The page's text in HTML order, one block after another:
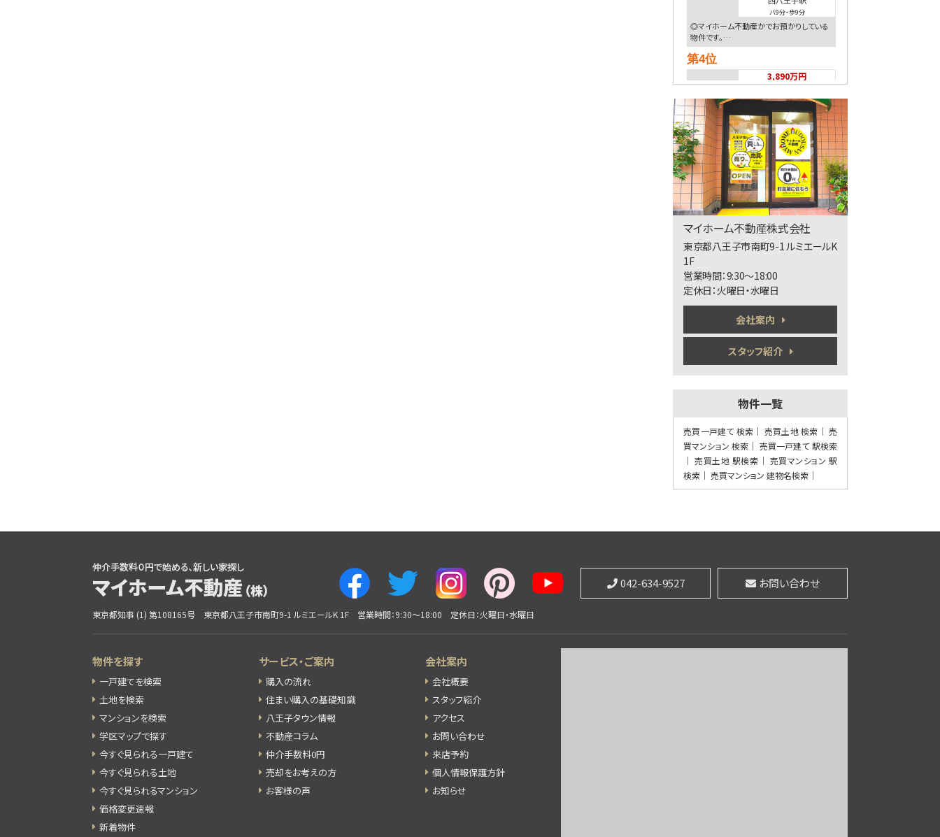
バ9分・歩9分
◎マイホーム不動産かでお預かりしている
物件です。…
第4位
3,890万円
山田駅
歩5分
◎京王高尾線「山田駅」徒歩5分（京王新宿
駅まで約…
第5位
2,780万円
4ＬＤＫ
八王子駅
バ23分・歩12分
ダイワハウスの軽量鉄骨造・南道路のリフ
ォーム済邸…
第6位
1,988万円
4ＬＤＫ
西八王子駅
歩14分
好◎JR中央線「西八王子駅」徒歩14分（新
第7位
豊田駅
第8位
3,480万円
4ＬＤＫ
第9位
3,280万円
3ＬＤＫ
マイホーム不動産株式会社
東京都八王子市南町9-1 ルミエールK
1F
営業時間：9:30〜18:00
定休日：火曜日・水曜日
会社案内
スタッフ紹介
物件一覧
売買一戸建て 検索 売買土地 検索
売
買マンション 検索
売買一戸建て 駅検索
売買土地 駅検索
売買マンション 駅
検索
売買マンション 建物名検索
042-634-9527 お問い合わせ
東京都知事 (1) 第108165号 東京都八王子市南町9-1 ルミエールK 1F 営業時間：9:30〜18:00 定休日：火曜日・水曜日
物件を探す
一戸建てを検索
土地を検索
マンションを検索
学区マップで探す
今すぐ見られる一戸建て
今すぐ見られる土地
今すぐ見られるマンション
価格変更速報
新着物件
サービス・ご案内
購入の流れ
住まい購入の基礎知識
八王子タウン情報
不動産コラム
仲介手数料0円
売却をお考えの方
お客様の声
会社案内
会社概要
スタッフ紹介
アクセス
お問い合わせ
来店予約
個人情報保護方針
お知らせ